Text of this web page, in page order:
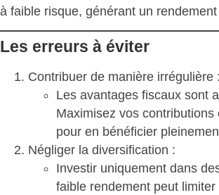
à faible risque, générant un
Les erreurs à éviter
Contribuer de manière irrégulière :
Les avantages fiscaux sont
Maximisez vos contributions
pour en bénéficier
Négliger la diversification :
Investir uniquement dans
faible rendement peut